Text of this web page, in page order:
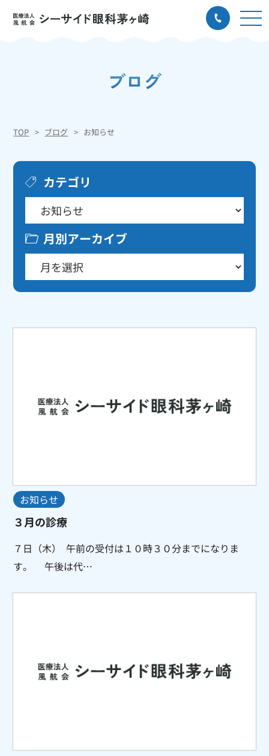
ブログ
TOP ブログ お知らせ
お知らせ
３月の診療
７日（木） 午前の受付は１０時３０分までになりま
す。 午後は代…
カテゴリ
月別アーカイブ